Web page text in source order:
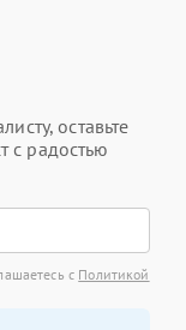
оставьте
с радостью
с Политикой